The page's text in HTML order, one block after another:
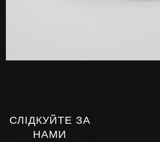
СЛІДКУЙТЕ ЗА
НАМИ